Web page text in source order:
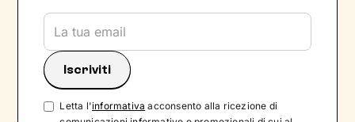
Letta l'informativa acconsento alla ricezione di